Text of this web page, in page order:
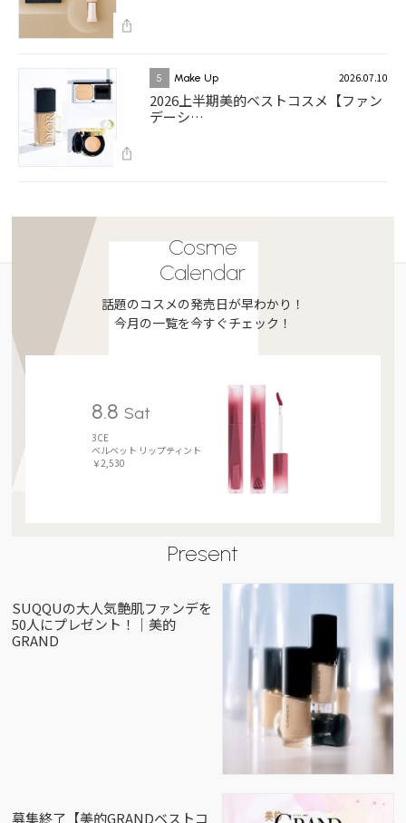
5 Make Up 2026.07.10
2026上半期美的ベストコスメ【ファン
デーシ…
Cosme
Calendar
話題のコスメの発売日が早わかり！
今月の一覧を今すぐチェック！
8.8 Sat
3CE
ベルベット リップティント
￥2,530
Present
SUQQUの大人気艶肌ファンデを
50人にプレゼント！｜美的
GRAND
募集終了【美的GRANDベストコ